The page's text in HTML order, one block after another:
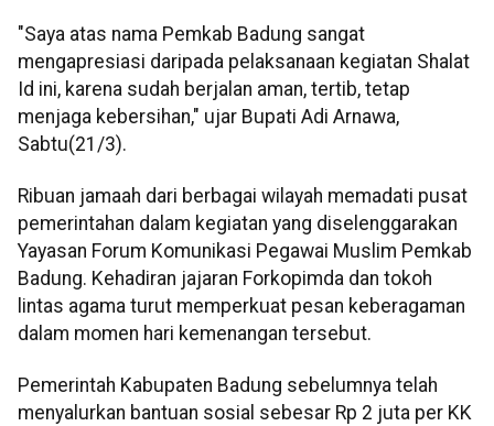
"Saya atas nama Pemkab Badung sangat
mengapresiasi daripada pelaksanaan kegiatan Shalat
Id ini, karena sudah berjalan aman, tertib, tetap
menjaga kebersihan," ujar Bupati Adi Arnawa,
Sabtu(21/3).
Ribuan jamaah dari berbagai wilayah memadati pusat
pemerintahan dalam kegiatan yang diselenggarakan
Yayasan Forum Komunikasi Pegawai Muslim Pemkab
Badung. Kehadiran jajaran Forkopimda dan tokoh
lintas agama turut memperkuat pesan keberagaman
dalam momen hari kemenangan tersebut.
Pemerintah Kabupaten Badung sebelumnya telah
menyalurkan bantuan sosial sebesar Rp 2 juta per KK